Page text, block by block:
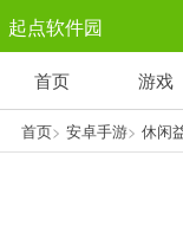
起点软件园
塔防游戏
1千+款游戏
首页 游戏
首页> 安卓手游> 休闲